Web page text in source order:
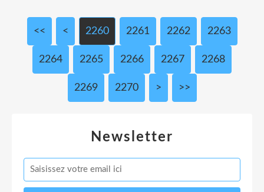
<< < 2200
2210
2220
2230
2240
2250
2260 2261 2262 2263
2264 2265 2266 2267 2268
2269 2270 2280
2290
2300
2400
2500
2600
2700
2800
2900
3000
> >>
Newsletter